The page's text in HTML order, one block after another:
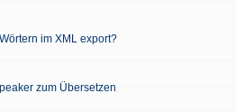
im XML export?
zum Übersetzen